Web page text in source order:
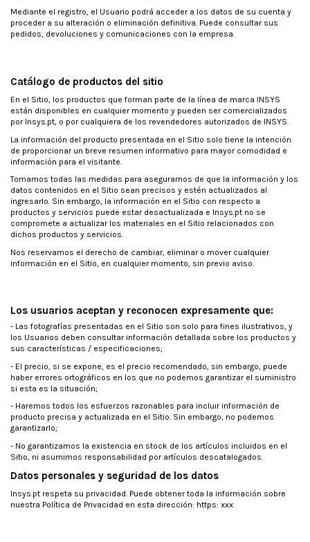
Mediante el registro, el Usuario podrá acceder a los datos de su cuenta y
proceder a su alteración o eliminación definitiva. Puede consultar sus
pedidos, devoluciones y comunicaciones con la empresa.
Catálogo de productos del sitio
En el Sitio, los productos que forman parte de la línea de marca INSYS
están disponibles en cualquier momento y pueden ser comercializados
por Insys.pt, o por cualquiera de los revendedores autorizados de INSYS.
La información del producto presentada en el Sitio solo tiene la intención
de proporcionar un breve resumen informativo para mayor comodidad e
información para el visitante.
Tomamos todas las medidas para asegurarnos de que la información y los
datos contenidos en el Sitio sean precisos y estén actualizados al
ingresarlo. Sin embargo, la información en el Sitio con respecto a
productos y servicios puede estar desactualizada e Insys.pt no se
compromete a actualizar los materiales en el Sitio relacionados con
dichos productos y servicios.
Nos reservamos el derecho de cambiar, eliminar o mover cualquier
información en el Sitio, en cualquier momento, sin previo aviso.
Los usuarios aceptan y reconocen expresamente que:
- Las fotografías presentadas en el Sitio son solo para fines ilustrativos, y
los Usuarios deben consultar información detallada sobre los productos y
sus características / especificaciones;
- El precio, si se expone, es el precio recomendado, sin embargo, puede
haber errores ortográficos en los que no podemos garantizar el suministro
si esta es la situación;
- Haremos todos los esfuerzos razonables para incluir información de
producto precisa y actualizada en el Sitio. Sin embargo, no podemos
garantizarlo;
- No garantizamos la existencia en stock de los artículos incluidos en el
Sitio, ni asumimos responsabilidad por artículos descatalogados.
Datos personales y seguridad de los datos
Insys.pt respeta su privacidad. Puede obtener toda la información sobre
nuestra Política de Privacidad en esta dirección: https: xxx